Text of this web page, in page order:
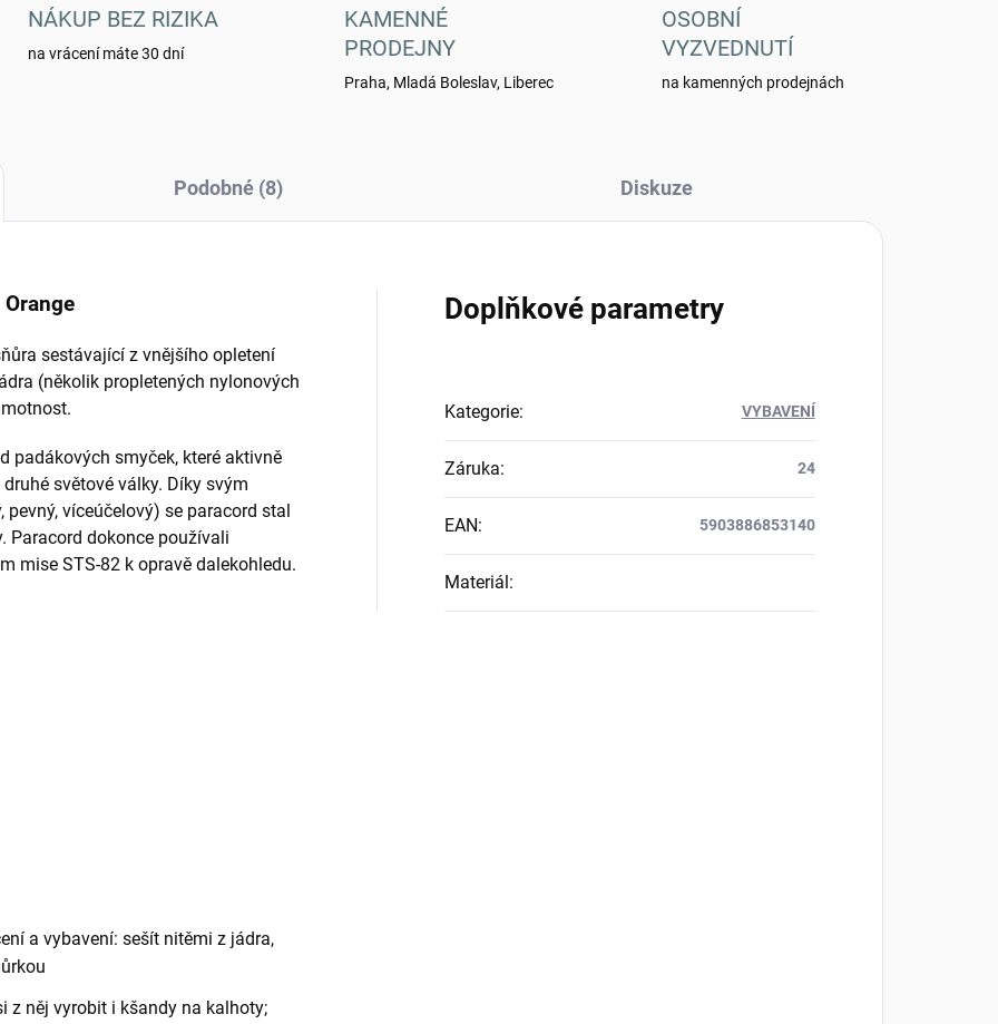
NÁKUP BEZ RIZIKA
na vrácení máte 30 dní
KAMENNÉ
PRODEJNY
Praha, Mladá Boleslav, Liberec
OSOBNÍ
VYZVEDNUTÍ
na kamenných prodejnách
Podobné (8) Diskuze
sestávající z vnějšího opletení
(několik propletených nylonových
padákových smyček, které aktivně
světové války. Díky svým
víceúčelový) se paracord stal
Paracord dokonce používali
mise STS-82 k opravě dalekohledu.
a vybavení: sešít nitěmi z jádra,
z něj vyrobit i kšandy na kalhoty;
Doplňkové parametry
Kategorie: VYBAVENÍ
Záruka: 24
EAN: 5903886853140
Materiál :